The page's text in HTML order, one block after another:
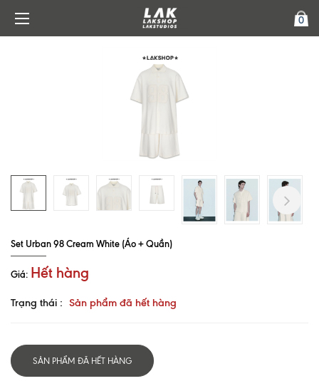
0
Next
Set Urban 98 Cream White (Áo + Quần)
Giá: Hết hàng
Trạng thái : Sản phẩm đã hết hàng
SẢN PHẨM ĐÃ HẾT HÀNG